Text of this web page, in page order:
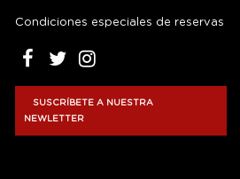
Condiciones especiales de reservas
SUSCRÍBETE A NUESTRA
NEWLETTER